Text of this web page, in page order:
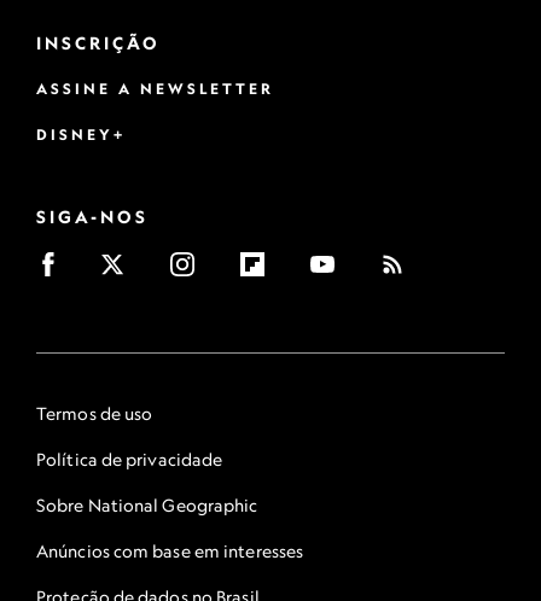
INSCRIÇÃO
ASSINE A NEWSLETTER
DISNEY+
SIGA-NOS
Termos de uso
Política de privacidade
Sobre National Geographic
Anúncios com base em interesses
Proteção de dados no Brasil